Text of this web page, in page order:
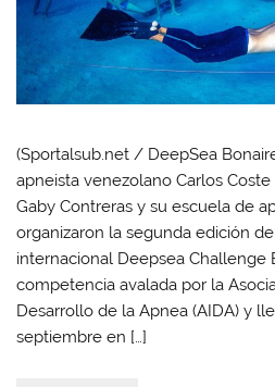
(Sportalsub.net / DeepSea
apneista venezolano Carlos
Gaby Contreras y su escuela de
organizaron la segunda edición
internacional Deepsea Challenge
competencia avalada por la
Desarrollo de la Apnea (AIDA) y
septiembre en […]